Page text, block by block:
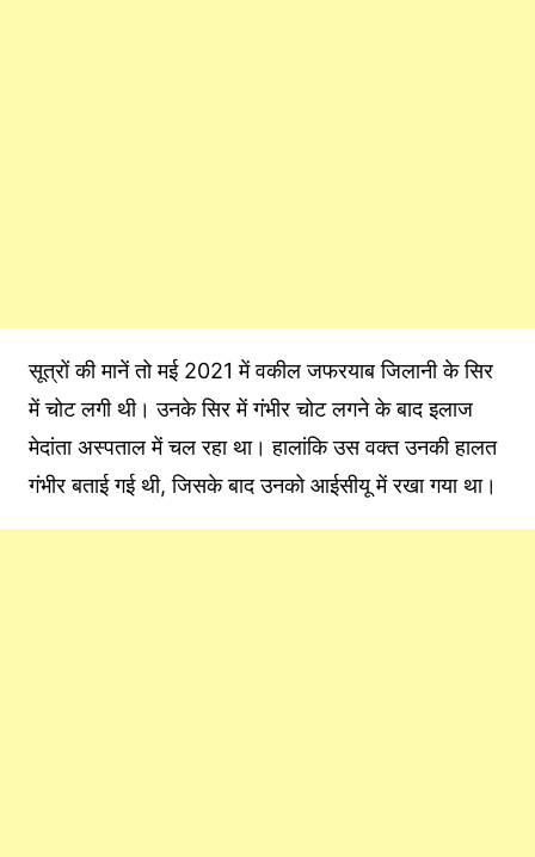
सूत्रों की मानें तो मई 2021 में वकील जफरयाब जिलानी के सिर
में चोट लगी थी। उनके सिर में गंभीर चोट लगने के बाद इलाज
मेदांता अस्पताल में चल रहा था। हालांकि उस वक्त उनकी हालत
गंभीर बताई गई थी, जिसके बाद उनको आईसीयू में रखा गया था।